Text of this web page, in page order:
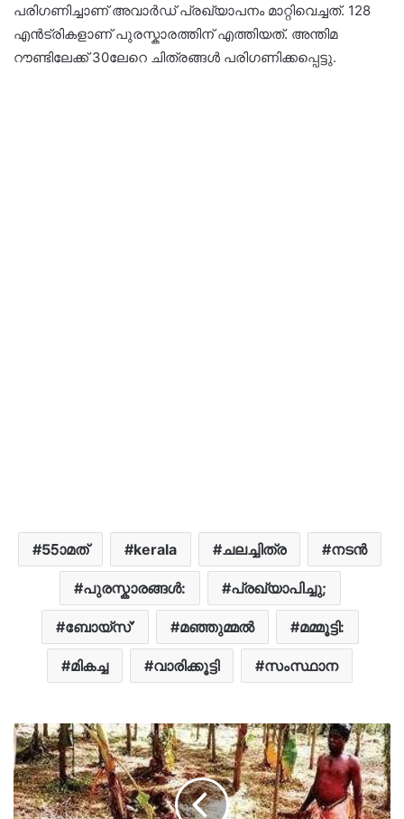
പരിഗണിച്ചാണ് അവാർഡ് പ്രഖ്യാപനം മാറ്റിവെച്ചത്. 128
എൻട്രികളാണ് പുരസ്കാരത്തിന് എത്തിയത്. അന്തിമ
റൗണ്ടിലേക്ക് 30ലേറെ ചിത്രങ്ങൾ പരിഗണിക്കപ്പെട്ടു.
55ാമത് kerala ചലച്ചിത്ര നടൻ
പുരസ്കാരങ്ങൾ: പ്രഖ്യാപിച്ചു;
ബോയ്സ്’ മഞ്ഞുമ്മൽ മമ്മൂട്ടി:
മികച്ച വാരിക്കൂട്ടി സംസ്ഥാന